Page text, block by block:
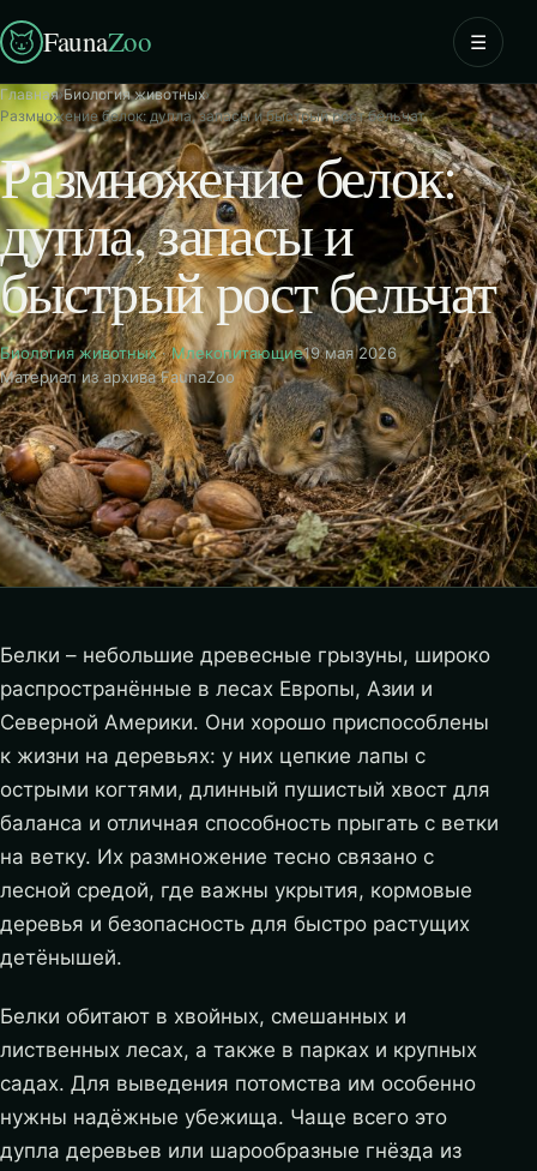
FaunaZoo ☰
Главная›Биология животных›
Размножение белок: дупла, запасы и быстрый рост бельчат
Размножение белок:
дупла, запасы и
быстрый рост бельчат
Биология животных·Млекопитающие19 мая 2026
Материал из архива FaunaZoo
Белки – небольшие древесные грызуны, широко
распространённые в лесах Европы, Азии и
Северной Америки. Они хорошо приспособлены
к жизни на деревьях: у них цепкие лапы с
острыми когтями, длинный пушистый хвост для
баланса и отличная способность прыгать с ветки
на ветку. Их размножение тесно связано с
лесной средой, где важны укрытия, кормовые
деревья и безопасность для быстро растущих
детёнышей.
Белки обитают в хвойных, смешанных и
лиственных лесах, а также в парках и крупных
садах. Для выведения потомства им особенно
нужны надёжные убежища. Чаще всего это
дупла деревьев или шарообразные гнёзда из